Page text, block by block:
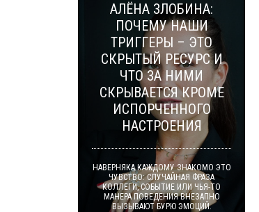
АЛЁНА ЗЛОБИНА:
ПОЧЕМУ НАШИ
ТРИГГЕРЫ – ЭТО
СКРЫТЫЙ РЕСУРС И
ЧТО ЗА НИМИ
СКРЫВАЕТСЯ КРОМЕ
ИСПОРЧЕННОГО
НАСТРОЕНИЯ
НАВЕРНЯКА КАЖДОМУ ЗНАКОМО ЭТО
ЧУВСТВО: СЛУЧАЙНАЯ ФРАЗА
КОЛЛЕГИ, СОБЫТИЕ ИЛИ ЧЬЯ-ТО
МАНЕРА ПОВЕДЕНИЯ ВНЕЗАПНО
ВЫЗЫВАЮТ БУРЮ ЭМОЦИЙ.